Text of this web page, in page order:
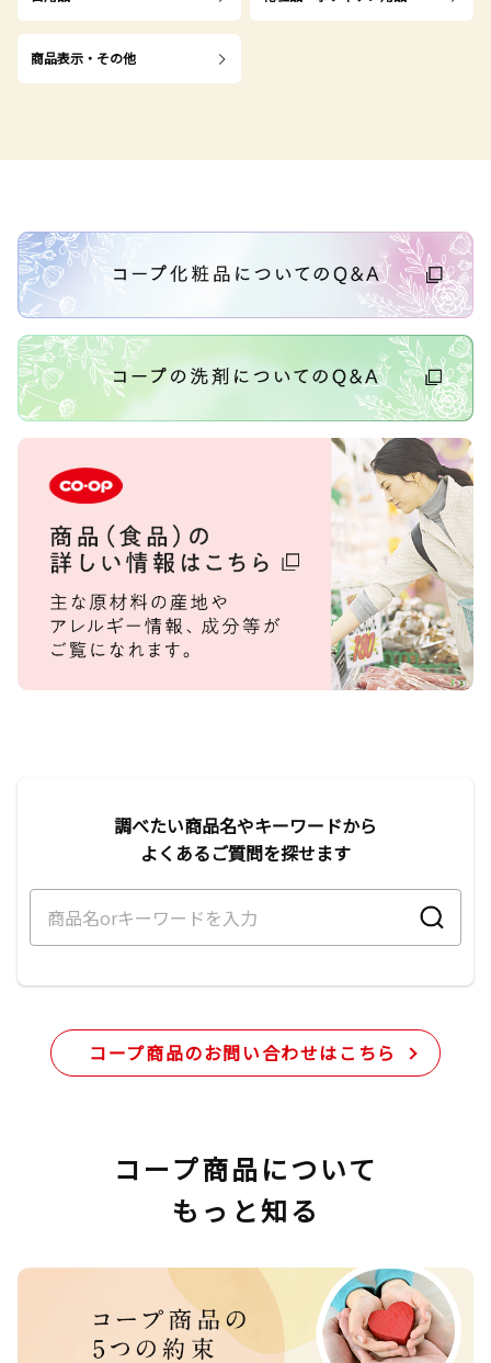
商品表示・その他
調べたい商品名やキーワードから
よくあるご質問を探せます
コープ商品のお問い合わせはこちら
コープ商品について
もっと知る